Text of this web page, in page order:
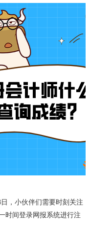
，小伙伴们需要时刻关注
时间登录网报系统进行注